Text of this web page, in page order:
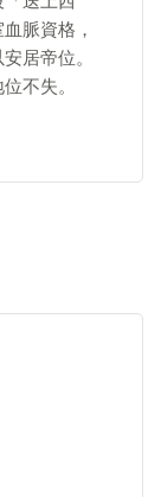
脈資格，
居帝位。
不失。